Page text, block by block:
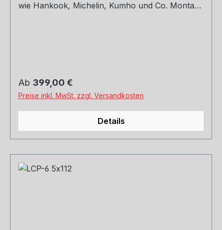
wie Hankook, Michelin, Kumho und Co. Montage
Regulärer Preis:
Ab 399,00 €
Preise inkl. MwSt. zzgl. Versandkosten
Details